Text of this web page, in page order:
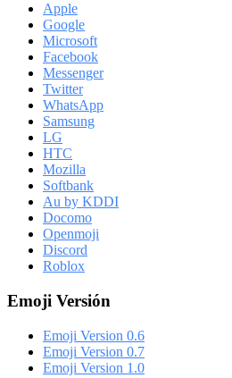
Apple
Google
Microsoft
Facebook
Messenger
Twitter
WhatsApp
Samsung
LG
HTC
Mozilla
Softbank
Au by KDDI
Docomo
Openmoji
Discord
Roblox
Emoji Versión
Emoji Version 0.6
Emoji Version 0.7
Emoji Version 1.0